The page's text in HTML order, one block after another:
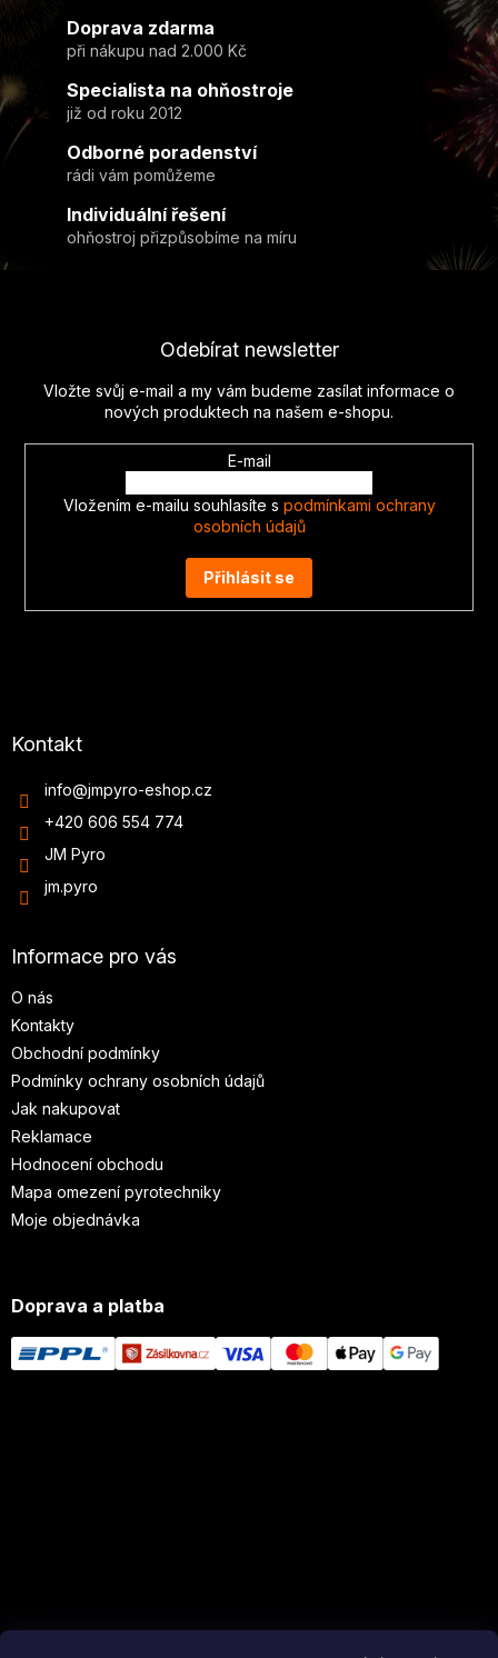
p
k
p
Doprava zdarma
při nákupu nad 2.000 Kč
Specialista na ohňostroje
již od roku 2012
Odborné poradenství
rádi vám pomůžeme
Individuální řešení
ohňostroj přizpůsobíme na míru
Odebírat newsletter
Vložte svůj e-mail a my vám budeme zasílat informace o
nových produktech na našem e-shopu.
E-mail
Vložením e-mailu souhlasíte s podmínkami ochrany
osobních údajů
Přihlásit se
Kontakt
info@jmpyro-eshop.cz
+420 606 554 774
JM Pyro
jm.pyro
Informace pro vás
O nás
Kontakty
Obchodní podmínky
Podmínky ochrany osobních údajů
Jak nakupovat
Reklamace
Hodnocení obchodu
Mapa omezení pyrotechniky
Moje objednávka
Doprava a platba